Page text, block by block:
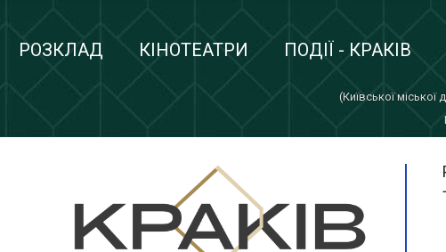
РОЗКЛАД КІНОТЕАТРИ ПОДІЇ - КРАКІВ
(Київської міської